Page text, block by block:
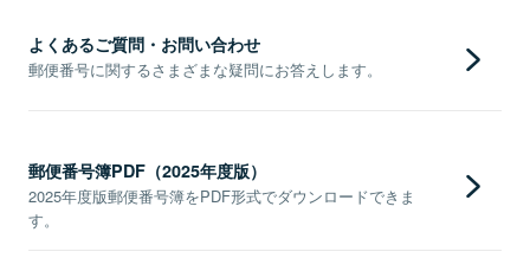
よくあるご質問・お問い合わせ
郵便番号に関するさまざまな疑問にお答えします。
郵便番号簿PDF（2025年度版）
2025年度版郵便番号簿をPDF形式でダウンロードできま
す。